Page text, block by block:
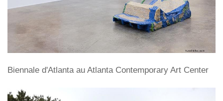
Biennale d'Atlanta au Atlanta Contemporary Art Center